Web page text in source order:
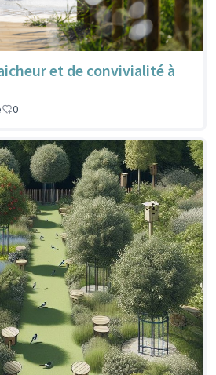
et de convivialité à
0